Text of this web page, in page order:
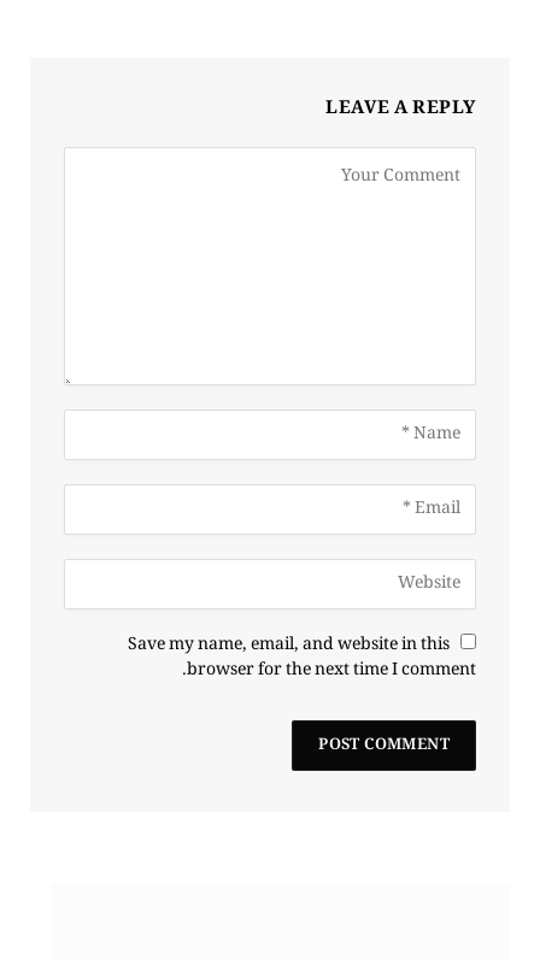
LEAVE A REPLY
Save my name, email, and website in this
browser for the next time I comment.